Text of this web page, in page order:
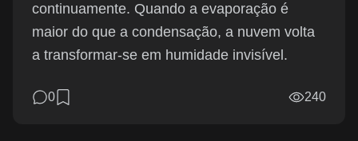
continuamente. Quando a evaporação é
maior do que a condensação, a nuvem volta
a transformar-se em humidade invisível.
0 240